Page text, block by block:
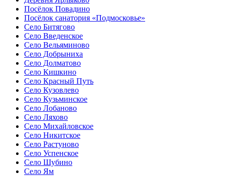
Посёлок Повадино
Посёлок санатория «Подмосковье»
Село Битягово
Село Введенское
Село Вельяминово
Село Добрыниха
Село Долматово
Село Кишкино
Село Красный Путь
Село Кузовлево
Село Кузьминское
Село Лобаново
Село Ляхово
Село Михайловское
Село Никитское
Село Растуново
Село Успенское
Село Шубино
Село Ям